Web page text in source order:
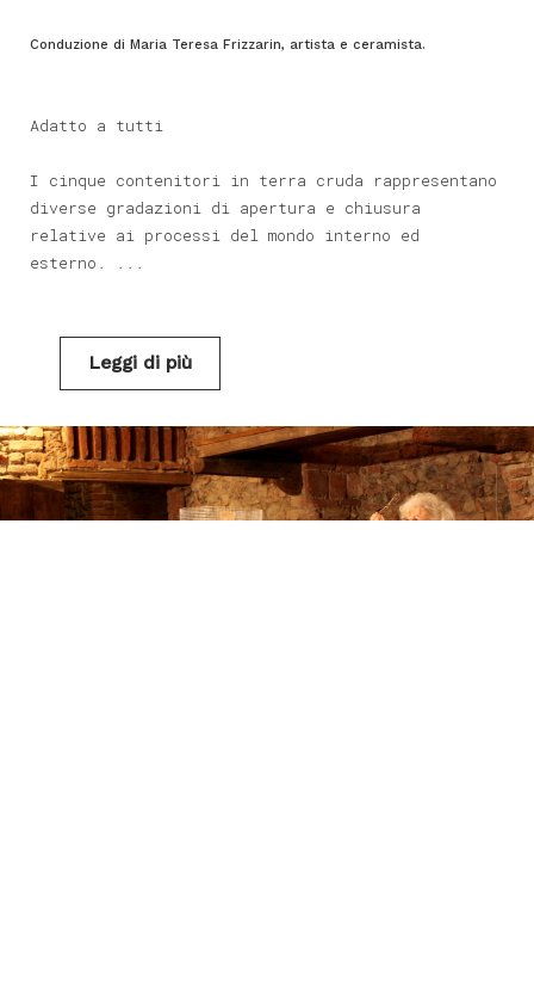
Conduzione di Maria Teresa Frizzarin, artista e ceramista.
Adatto a tutti
I cinque contenitori in terra cruda rappresentano
diverse gradazioni di apertura e chiusura
relative ai processi del mondo interno ed
esterno.
...
Leggi di più